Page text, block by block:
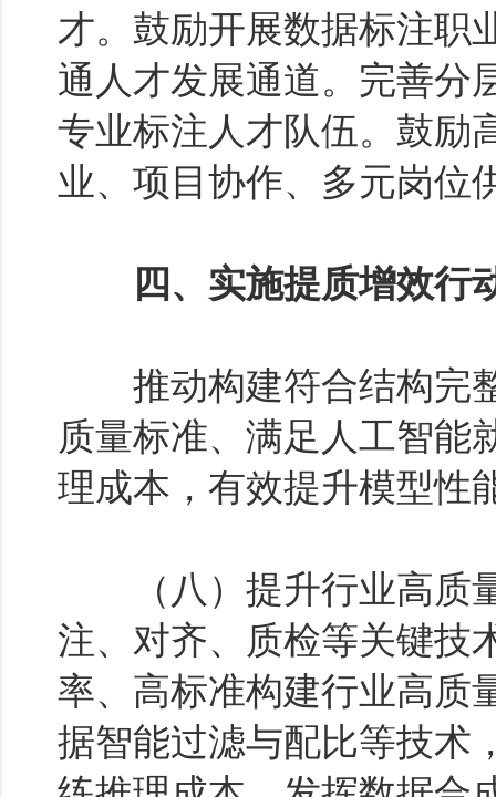
才。鼓励开展数据标注职
通人才发展通道。完善分
专业标注人才队伍。鼓励
业、项目协作、多元岗位
四、实施提质增效行
推动构建符合结构完整
质量标准、满足人工智能
理成本，有效提升模型性
（八）提升行业高质量
注、对齐、质检等关键技
率、高标准构建行业高质
据智能过滤与配比等技术